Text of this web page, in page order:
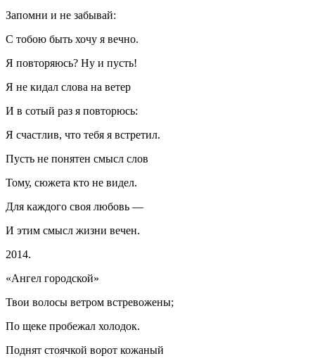
Запомни и не забывай:
С тобою быть хочу я вечно.
Я повторяюсь? Ну и пусть!
Я не кидал слова на ветер
И в сотый раз я повторюсь:
Я счастлив, что тебя я встретил.
Пусть не понятен смысл слов
Тому, сюжета кто не видел.
Для каждого своя любовь —
И этим смысл жизни вечен.
2014.
«Ангел городской»
Твои волосы ветром встревожены;
По щеке пробежал холодок.
Поднят стоячкой ворот кожаный